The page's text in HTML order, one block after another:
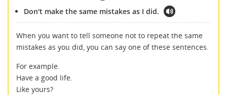
Don't make the same mistakes as I did.
When you want to tell someone not to repeat the same
mistakes as you did, you can say one of these sentences.
For example.
Have a good life.
Like yours?